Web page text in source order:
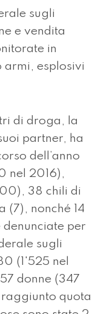
sugli
e vendita
in
armi, esplosivi
di droga, la
partner, ha
dell’anno
nel 2016),
38 chili di
(7), nonché 14
per
sugli
(1'525 nel
donne (347
quota